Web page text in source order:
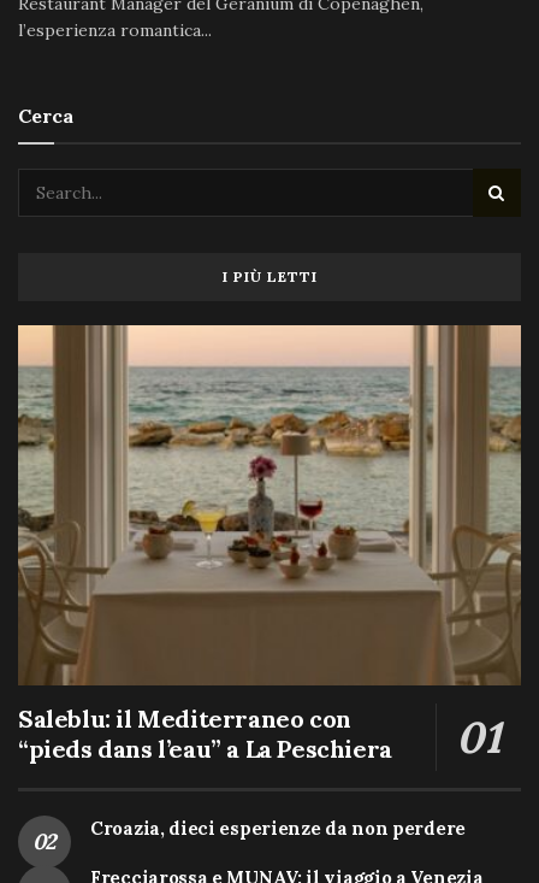
l’esperienza romantica...
Cerca
I PIÙ LETTI
Saleblu: il Mediterraneo con
“pieds dans l’eau” a La Peschiera
Croazia, dieci esperienze da non perdere
Frecciarossa e MUNAV: il viaggio a Venezia